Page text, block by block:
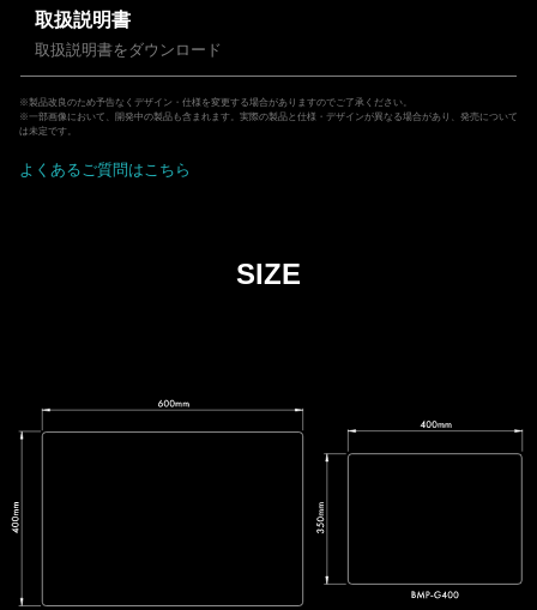
取扱説明書
取扱説明書をダウンロード
※製品改良のため予告なくデザイン・仕様を変更する場合がありますのでご了承ください。
※一部画像において、開発中の製品も含まれます。実際の製品と仕様・デザインが異なる場合があり、発売について
は未定です。
よくあるご質問はこちら
SIZE